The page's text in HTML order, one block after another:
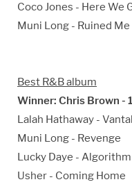
Coco Jones - Here We
Muni Long - Ruined Me
Best R&B album
Winner: Chris Brown -
Lalah Hathaway -
Muni Long - Revenge
Lucky Daye - Algorithm
Usher - Coming Home